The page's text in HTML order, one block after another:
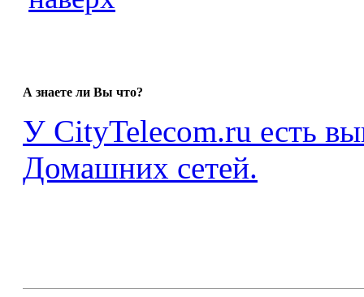
А знаете ли Вы что?
У CityTelecom.ru есть
Домашних сетей.